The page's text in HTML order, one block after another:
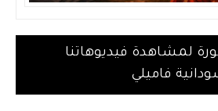
لمشاهدة فيديوهاتنا
فاميلي